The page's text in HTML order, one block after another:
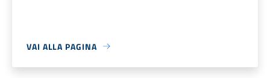
VAI ALLA PAGINA